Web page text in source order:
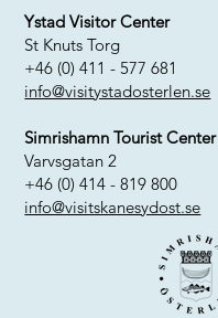
Ystad Visitor Center
St Knuts Torg
+46 (0) 411 - 577 681
info@visitystadosterlen.se
Simrishamn Tourist Center
Varvsgatan 2
+46 (0) 414 - 819 800
info@visitskanesydost.se